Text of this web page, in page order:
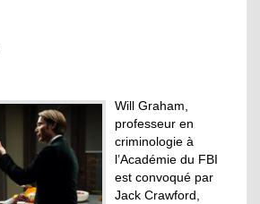
Will Graham,
professeur en
criminologie à
l’Académie du FBI
est convoqué par
Jack Crawford,